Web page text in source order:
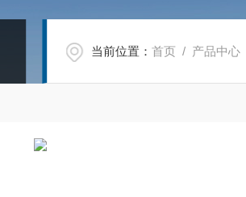
当前位置：首页 / 产品中心